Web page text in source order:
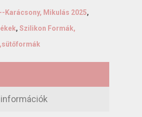
--Karácsony, Mikulás 2025,
, Szilikon Formák,